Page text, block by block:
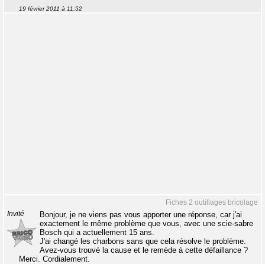
19 février 2011 à 11:52
Fiches 2 outillages bricolage
Invité
Bonjour, je ne viens pas vous apporter une réponse, car j'ai
exactement le même problème que vous, avec une scie-sabre
Bosch qui a actuellement 15 ans.
J'ai changé les charbons sans que cela résolve le problème.
Avez-vous trouvé la cause et le remède à cette défaillance ?
Merci. Cordialement.